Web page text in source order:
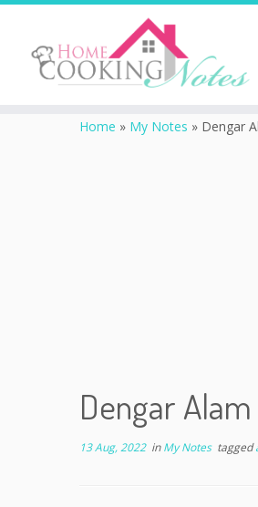
Home » My Notes » Dengar
Dengar
13 Aug, 2022inMy Notes tagged